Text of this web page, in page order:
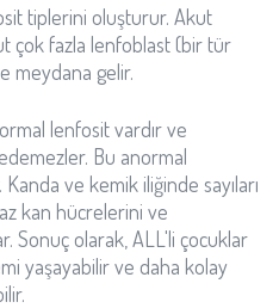
tiplerini oluşturur. Akut
çok fazla lenfoblast (bir tür
meydana gelir.
lenfosit vardır ve
Bu anormal
ve kemik iliğinde sayıları
kan hücrelerini ve
Sonuç olarak, ALL'li çocuklar
yaşayabilir ve daha kolay